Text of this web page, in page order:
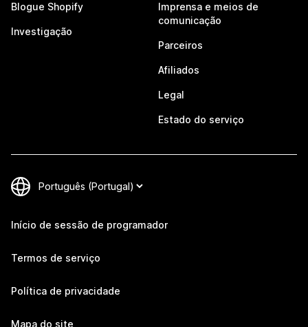
Blogue Shopify
Investigação
Imprensa e meios de
comunicação
Parceiros
Afiliados
Legal
Estado do serviço
Início de sessão de programador
Termos de serviço
Política de privacidade
Mapa do site